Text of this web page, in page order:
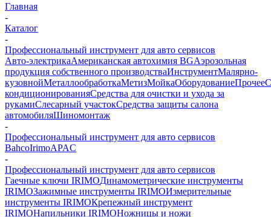
Главная
-
Каталог
-
Профессиональный инструмент для авто сервисов
Авто-электрикаАмериканская автохимия BGАэрозольная
продукция собственного производстваИнструментМалярно-
кузовнойМеталлообработкаМетизМойкаОборудованиеПрочее
кондиционированияСредства для очистки и ухода за
рукамиСлесарный участокСредства защиты салона
автомобиляШиномонтаж
-
Профессиональный инструмент для авто сервисов
BahcoIrimoAPAC
-
Профессиональный инструмент для авто сервисов
Гаечные ключи IRIMOДинамометрические инструменты
IRIMOЗажимные инструменты IRIMOИзмерительные
инструменты IRIMOКрепежный инструмент
IRIMOНапильники IRIMOНожницы и ножи